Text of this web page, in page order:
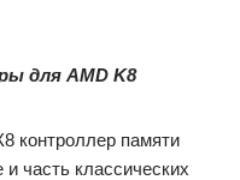
для AMD K8
контроллер памяти
часть классических